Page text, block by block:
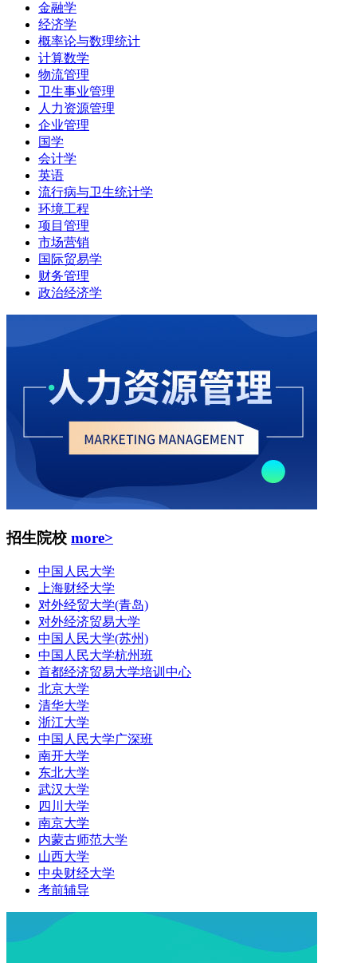
金融学
经济学
概率论与数理统计
计算数学
物流管理
卫生事业管理
人力资源管理
企业管理
国学
会计学
英语
流行病与卫生统计学
环境工程
项目管理
市场营销
国际贸易学
财务管理
政治经济学
招生院校 more>
中国人民大学
上海财经大学
对外经贸大学(青岛)
对外经济贸易大学
中国人民大学(苏州)
中国人民大学杭州班
首都经济贸易大学培训中心
北京大学
清华大学
浙江大学
中国人民大学广深班
南开大学
东北大学
武汉大学
四川大学
南京大学
内蒙古师范大学
山西大学
中央财经大学
考前辅导